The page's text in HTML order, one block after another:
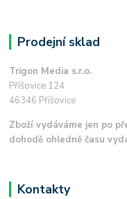
Prodejní sklad
Trigon Media s.r.o.
Příšovice 124
46346 Příšovice
Zboží vydáváme jen po
dohodě ohledně času
Kontakty